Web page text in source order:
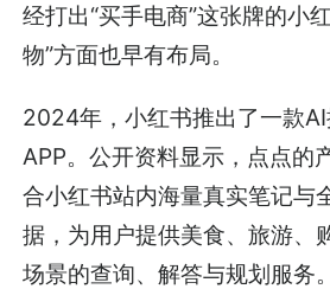
经打出“买手电商”这张牌的小
物”方面也早有布局。
2024年，小红书推出了一款
APP。公开资料显示，点点的
合小红书站内海量真实笔记与
据，为用户提供美食、旅游、
场景的查询、解答与规划服务